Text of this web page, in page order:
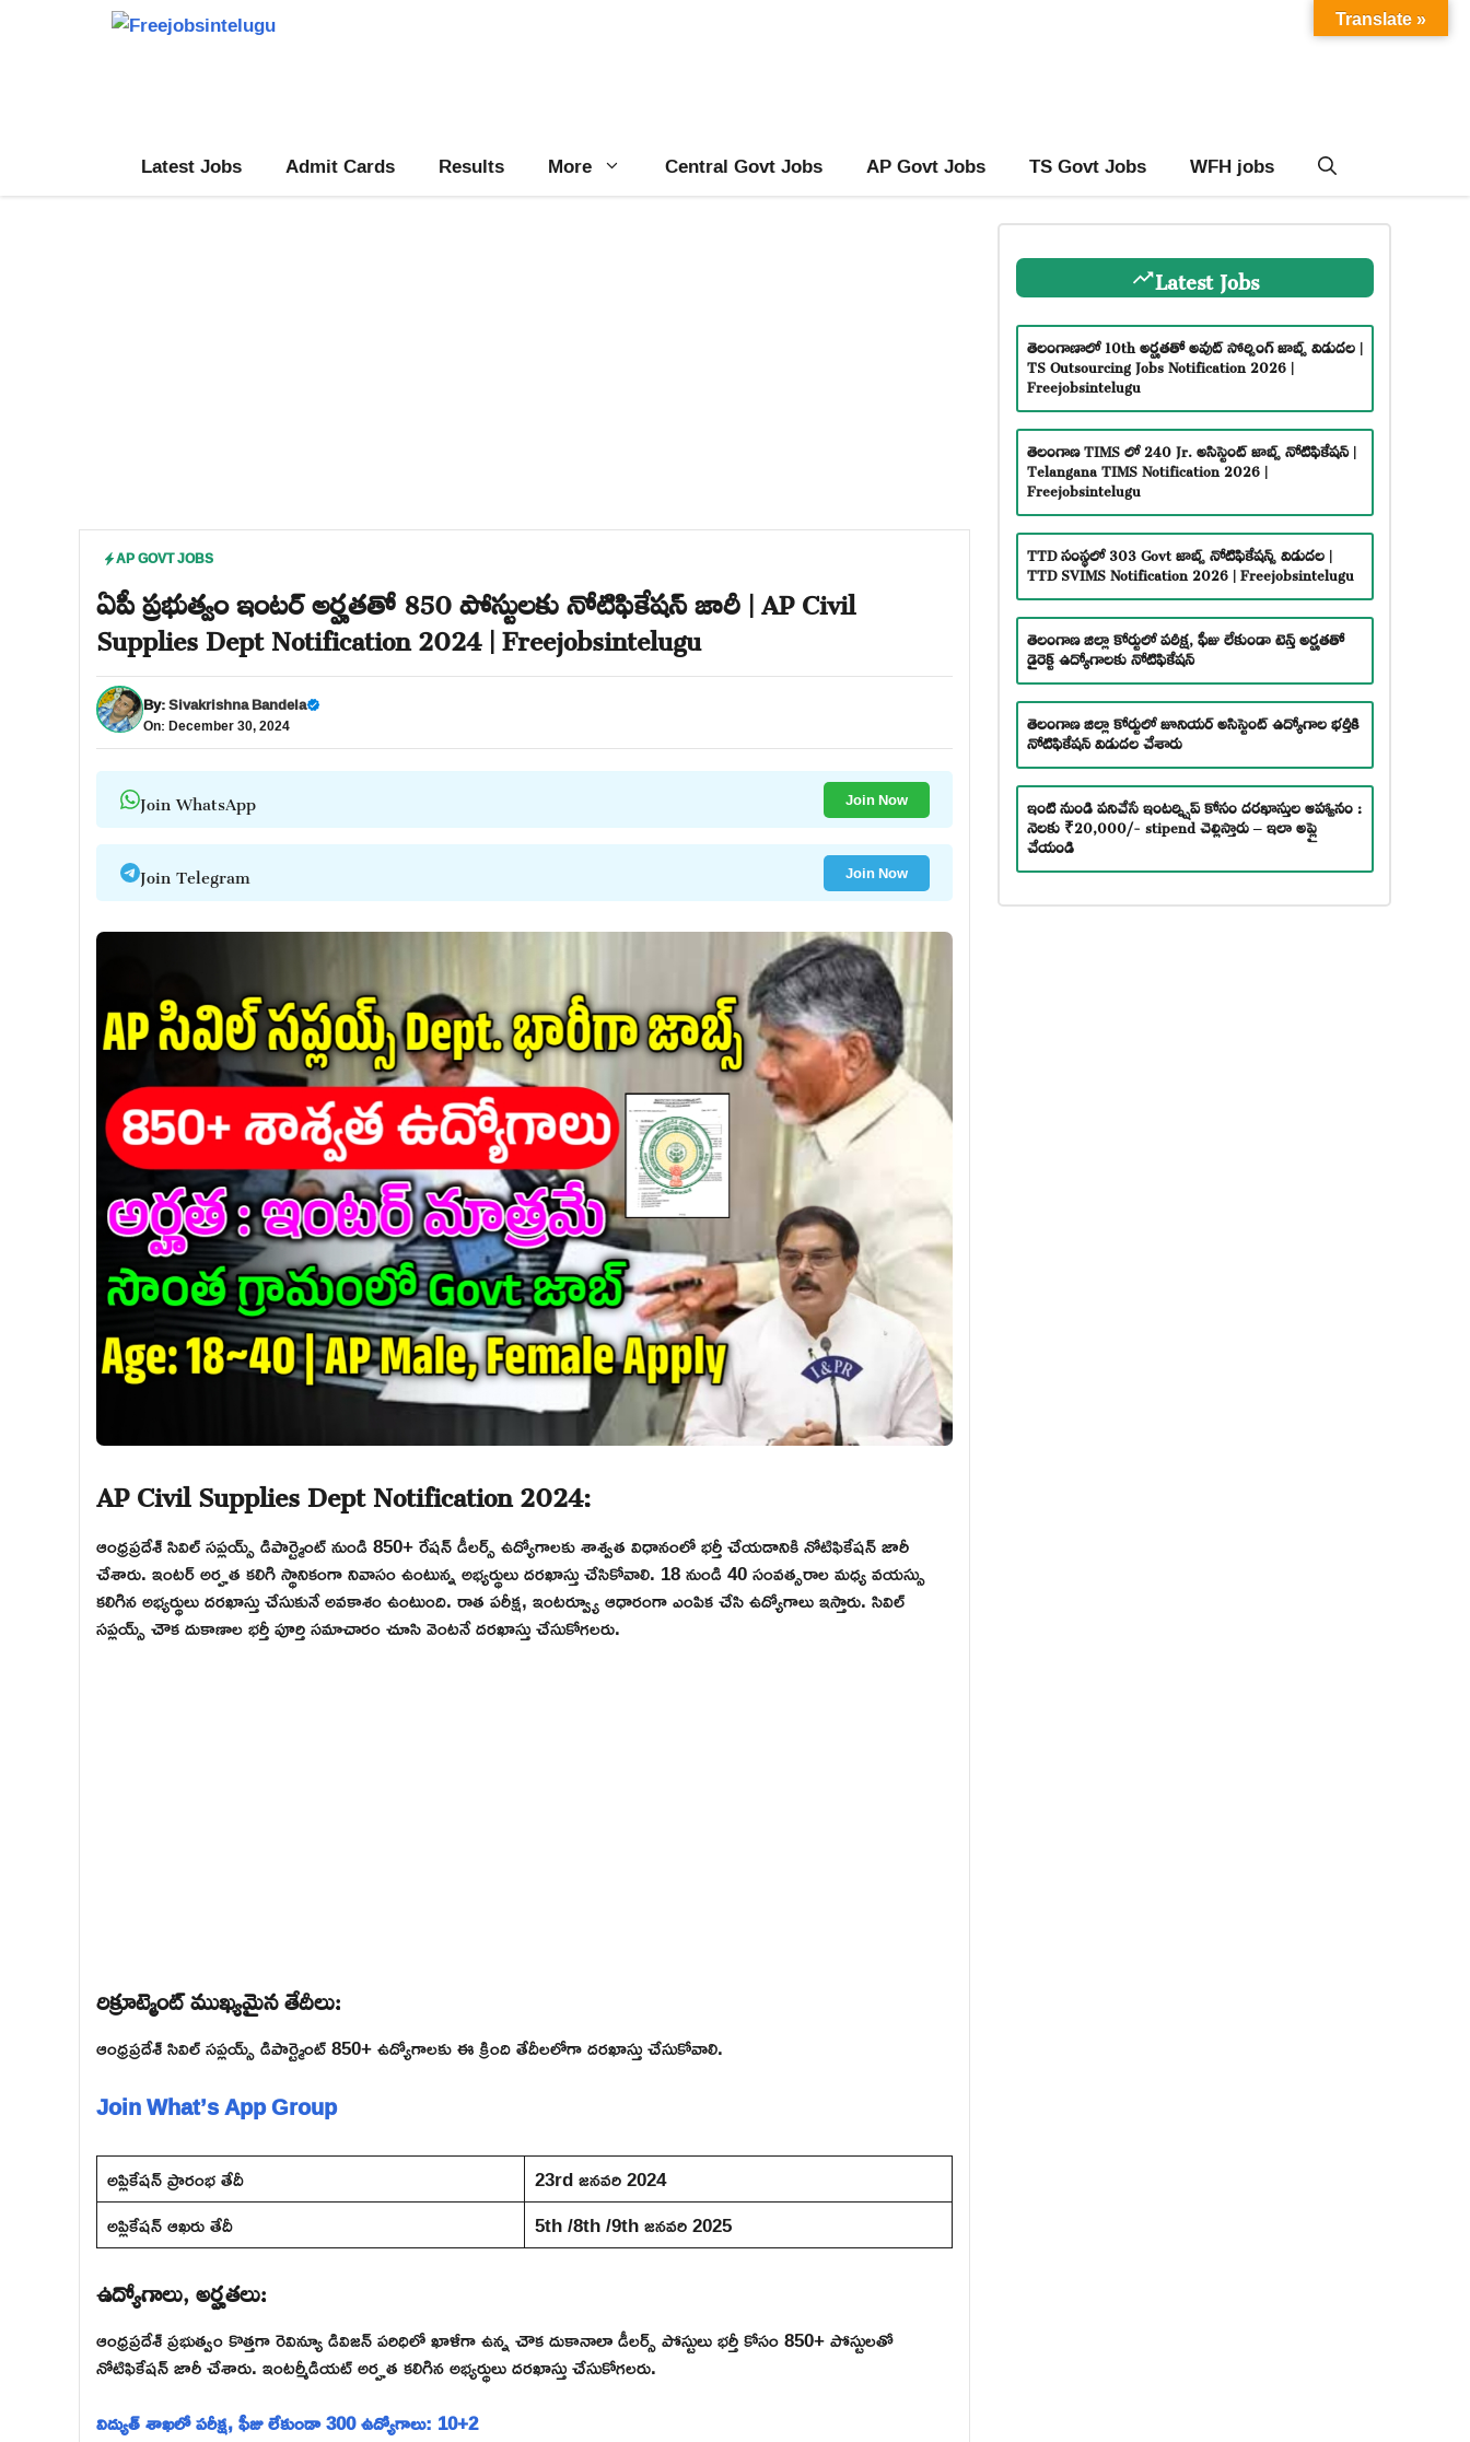
Latest Jobs Admit Cards Results More Central Govt Jobs AP Govt Jobs TS Govt Jobs WFH jobs
AP GOVT JOBS
ఏపీ ప్రభుత్వం ఇంటర్ అర్హతతో 850 పోస్టులకు నోటిఫికేషన్ జారీ | AP Civil
Supplies Dept Notification 2024 | Freejobsintelugu
By:Sivakrishna Bandela
On: December 30, 2024
Join WhatsApp Join Now
Join Telegram Join Now
AP Civil Supplies Dept Notification 2024:
ఆంధ్రప్రదేశ్ సివిల్ సప్లయ్స్ డిపార్ట్మెంట్ నుండి 850+ రేషన్ డీలర్స్ ఉద్యోగాలకు శాశ్వత విధానంలో భర్తీ చేయడానికి నోటిఫికేషన్ జారీ
చేశారు. ఇంటర్ అర్హత కలిగి స్థానికంగా నివాసం ఉంటున్న అభ్యర్థులు దరఖాస్తు చేసికోవాలి. 18 నుండి 40 సంవత్సరాల మధ్య వయస్సు
కలిగిన అభ్యర్థులు దరఖాస్తు చేసుకునే అవకాశం ఉంటుంది. రాత పరీక్ష, ఇంటర్వ్యూ ఆధారంగా ఎంపిక చేసి ఉద్యోగాలు ఇస్తారు. సివిల్
సప్లయ్స్ చౌక దుకాణాల భర్తీ పూర్తి సమాచారం చూసి వెంటనే దరఖాస్తు చేసుకోగలరు.
రిక్రూట్మెంట్ ముఖ్యమైన తేదీలు:
ఆంధ్రప్రదేశ్ సివిల్ సప్లయ్స్ డిపార్ట్మెంట్ 850+ ఉద్యోగాలకు ఈ క్రింది తేదీలలోగా దరఖాస్తు చేసుకోవాలి.
Join What’s App Group
అప్లికేషన్ ప్రారంభ తేదీ
23rd జనవరి 2024
అప్లికేషన్ ఆఖరు తేదీ
5th /8th /9th జనవరి 2025
ఉద్యోగాలు, అర్హతలు:
ఆంధ్రప్రదేశ్ ప్రభుత్వం కొత్తగా రెవిన్యూ డివిజన్ పరిధిలో ఖాళీగా ఉన్న చౌక దుకానాలా డీలర్స్ పోస్టులు భర్తీ కోసం 850+ పోస్టులతో
నోటిఫికేషన్ జారీ చేశారు. ఇంటర్మీడియట్ అర్హత కలిగిన అభ్యర్థులు దరఖాస్తు చేసుకోగలరు.
విద్యుత్ శాఖలో పరీక్ష, ఫీజు లేకుండా 300 ఉద్యోగాలు: 10+2
Latest Jobs
తెలంగాణాలో 10th అర్హతతో అవుట్ సోర్సింగ్ జాబ్స్ విడుదల |
TS Outsourcing Jobs Notification 2026 |
Freejobsintelugu
తెలంగాణ TIMS లో 240 Jr. అసిస్టెంట్ జాబ్స్ నోటిఫికేషన్ |
Telangana TIMS Notification 2026 |
Freejobsintelugu
TTD సంస్థలో 303 Govt జాబ్స్ నోటిఫికేషన్స్ విడుదల |
TTD SVIMS Notification 2026 | Freejobsintelugu
తెలంగాణ జిల్లా కోర్టులో పరీక్ష, ఫీజు లేకుండా టెన్త్ అర్హతతో
డైరెక్ట్ ఉద్యోగాలకు నోటిఫికేషన్
తెలంగాణ జిల్లా కోర్టులో జూనియర్ అసిస్టెంట్ ఉద్యోగాల భర్తీకి
నోటిఫికేషన్ విడుదల చేశారు
ఇంటి నుండి పనిచేసే ఇంటర్న్షిప్ కోసం దరఖాస్తుల ఆహ్వానం :
నెలకు ₹20,000/- stipend చెల్లిస్తారు – ఇలా అప్లై
చేయండి
Translate »